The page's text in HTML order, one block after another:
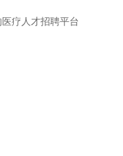
疗人才招聘平台